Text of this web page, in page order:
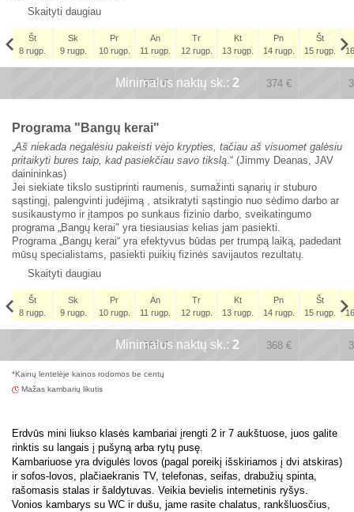
Skaityti daugiau
Št
8 rugp.
Sk
9 rugp.
Pr
10 rugp.
An
11 rugp.
Tr
12 rugp.
Kt
13 rugp.
Pn
14 rugp.
Št
15 rugp.
Št
Minimalus naktų sk.: 2
x x
374€ 374 €
Programa "Bangų kerai"
„Aš niekada negalėsiu pakeisti vėjo krypties, tačiau aš visuomet galėsiu
pritaikyti bures taip, kad pasiekčiau savo tikslą.“ (Jimmy Deanas, JAV
dainininkas)
Jei siekiate tikslo sustiprinti raumenis, sumažinti sąnarių ir stuburo
sąstingį, palengvinti judėjimą , atsikratyti sąstingio nuo sėdimo darbo ar
susikaustymo ir įtampos po sunkaus fizinio darbo, sveikatingumo
programa „Bangų kerai" yra tiesiausias kelias jam pasiekti.
Programa „Bangų kerai“ yra efektyvus būdas per trumpą laiką, padedant
mūsų specialistams, pasiekti puikių fizinės savijautos rezultatų.
Skaityti daugiau
Št
8 rugp.
Sk
9 rugp.
Pr
10 rugp.
An
11 rugp.
Tr
12 rugp.
Kt
13 rugp.
Pn
14 rugp.
Št
15 rugp.
Št
Minimalus naktų sk.: 2
x x
368€ 368 €
305€
*Kainų lentelėje kainos rodomos be centų
Mažas kambarių likutis
Erdvūs mini liukso klasės kambariai įrengti 2 ir 7 aukštuose, juos galite
rinktis su langais į pušyną arba rytų pusę.
Kambariuose yra dvigulės lovos (pagal poreikį išskiriamos į dvi atskiras)
ir sofos-lovos, plačiaekranis TV, telefonas, seifas, drabužių spinta,
rašomasis stalas ir šaldytuvas. Veikia bevielis internetinis ryšys.
Vonios kambarys su WC ir dušu, jame rasite chalatus, rankšluosčius,